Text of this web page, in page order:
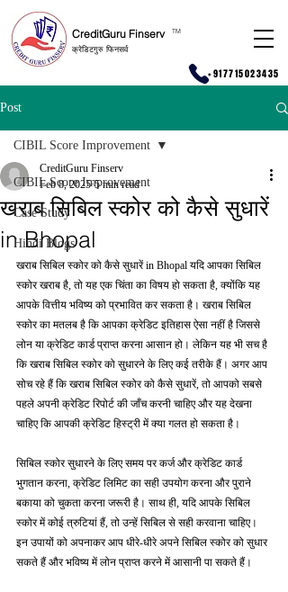
CreditGuru Finserv
क्रेडिटगुरु फिनसर्व
TM
+917715023435
Post
CIBIL Score Improvement
Case Study
Hindi Blogs
CIBIL Score Improvement
खराब सिबिल स्कोर को कैसे सुधारें
in Bhopal
CreditGuru Finserv
Feb 8, 2025 5 min read
खराब सिबिल स्कोर को कैसे सुधारें in Bhopal यदि आपका सिबिल
स्कोर खराब है, तो यह एक चिंता का विषय हो सकता है, क्योंकि यह
आपके वित्तीय भविष्य को प्रभावित कर सकता है। खराब सिबिल
स्कोर का मतलब है कि आपका क्रेडिट इतिहास ऐसा नहीं है जिससे
लोन या क्रेडिट कार्ड प्राप्त करना आसान हो। लेकिन यह भी सच है
कि खराब सिबिल स्कोर को सुधारने के लिए कई तरीके हैं। अगर आप
सोच रहे हैं कि खराब सिबिल स्कोर को कैसे सुधारें, तो आपको सबसे
पहले अपनी क्रेडिट रिपोर्ट की जाँच करनी चाहिए और यह देखना
चाहिए कि आपकी क्रेडिट हिस्ट्री में क्या गलत हो सकता है।
सिबिल स्कोर सुधारने के लिए समय पर कर्ज और क्रेडिट कार्ड
भुगतान करना, क्रेडिट लिमिट का सही उपयोग करना और पुराने
बकाया को चुकता करना जरूरी है। साथ ही, यदि आपके सिबिल
स्कोर में कोई त्रुटियां हैं, तो उन्हें सिबिल से सही करवाना चाहिए।
इन उपायों को अपनाकर आप धीरे-धीरे अपने सिबिल स्कोर को सुधार
सकते हैं और भविष्य में लोन प्राप्त करने में आसानी पा सकते हैं।